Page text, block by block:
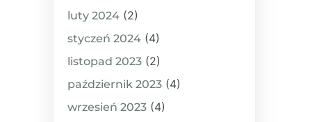
luty 2024 (2)
styczeń 2024 (4)
listopad 2023 (2)
październik 2023 (4)
wrzesień 2023 (4)